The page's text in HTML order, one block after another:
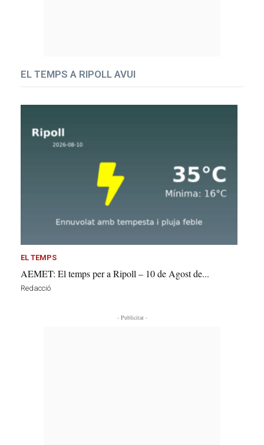
EL TEMPS A RIPOLL AVUI
EL TEMPS
AEMET: El temps per a Ripoll – 10 de Agost de...
Redacció
- Publicitat -